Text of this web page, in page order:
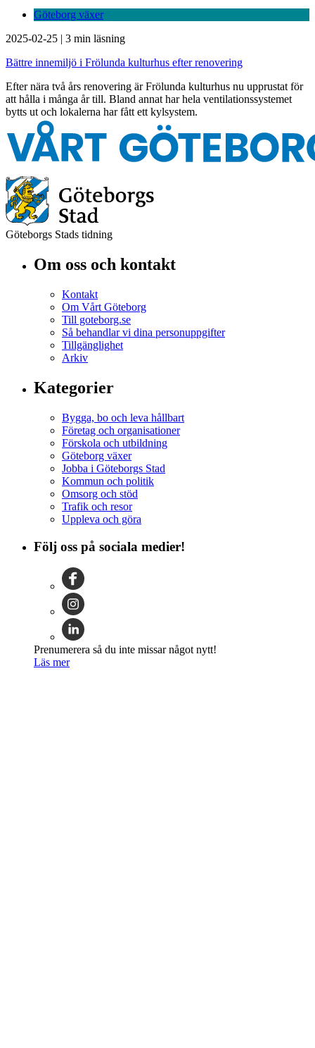
Göteborg växer
2025-02-25 | 3 min läsning
Bättre innemiljö i Frölunda kulturhus efter renovering
Efter nära två års renovering är Frölunda kulturhus nu upprustat för
att hålla i många år till. Bland annat har hela ventilationssystemet
bytts ut och lokalerna har fått ett kylsystem.
Göteborgs Stads tidning
Om oss och kontakt
Kontakt
Om Vårt Göteborg
Till goteborg.se
Så behandlar vi dina personuppgifter
Tillgänglighet
Arkiv
Kategorier
Bygga, bo och leva hållbart
Företag och organisationer
Förskola och utbildning
Göteborg växer
Jobba i Göteborgs Stad
Kommun och politik
Omsorg och stöd
Trafik och resor
Uppleva och göra
Följ oss på sociala medier!
Prenumerera så du inte missar något nytt!
Läs mer